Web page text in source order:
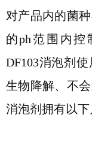
对产品内的菌
的ph范围内控
DF103消泡剂
生物降解、不
消泡剂拥有以下